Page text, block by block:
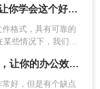
转换器操作为
面将介绍三种常用的
。
怎么把PDF转化成word？一分钟让你学会这个好用方法！
格式，具有可靠的
些情况下，我们可
便的方法，帮助你在
如何转换pdf为word？学会这3招，让你的办公效率瞬间翻倍！
好，但是有个缺点